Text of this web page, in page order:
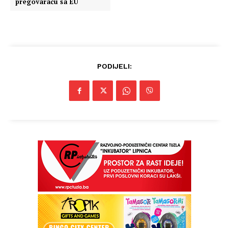
PODIJELI: